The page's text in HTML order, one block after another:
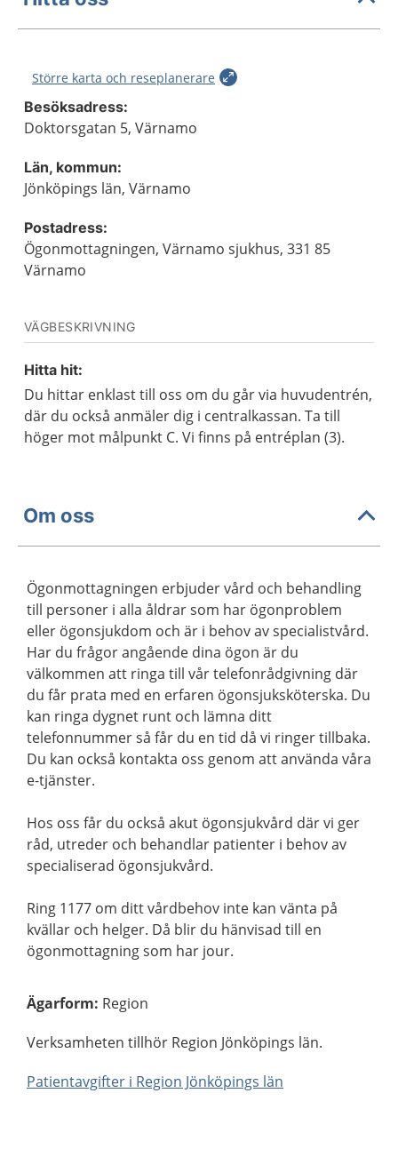
Större karta och reseplanerare
Besöksadress:
Doktorsgatan 5, Värnamo
Län, kommun:
Jönköpings län, Värnamo
Postadress:
Ögonmottagningen, Värnamo sjukhus, 331 85
Värnamo
VÄGBESKRIVNING
Hitta hit:
Du hittar enklast till oss om du går via huvudentrén,
där du också anmäler dig i centralkassan. Ta till
höger mot målpunkt C. Vi finns på entréplan (3).
Om oss
Ögonmottagningen erbjuder vård och behandling
till personer i alla åldrar som har ögonproblem
eller ögonsjukdom och är i behov av specialistvård.
Har du frågor angående dina ögon är du
välkommen att ringa till vår telefonrådgivning där
du får prata med en erfaren ögonsjuksköterska. Du
kan ringa dygnet runt och lämna ditt
telefonnummer så får du en tid då vi ringer tillbaka.
Du kan också kontakta oss genom att använda våra
e-tjänster.
Hos oss får du också akut ögonsjukvård där vi ger
råd, utreder och behandlar patienter i behov av
specialiserad ögonsjukvård.
Ring 1177 om ditt vårdbehov inte kan vänta på
kvällar och helger. Då blir du hänvisad till en
ögonmottagning som har jour.
Ägarform: Region
Verksamheten tillhör Region Jönköpings län.
Patientavgifter i Region Jönköpings län